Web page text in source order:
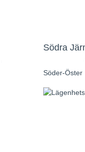
Södra
Söder-Öster